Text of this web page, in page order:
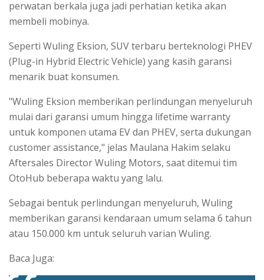
perwatan berkala juga jadi perhatian ketika akan
membeli mobinya.
Seperti Wuling Eksion, SUV terbaru berteknologi PHEV
(Plug-in Hybrid Electric Vehicle) yang kasih garansi
menarik buat konsumen.
"Wuling Eksion memberikan perlindungan menyeluruh
mulai dari garansi umum hingga lifetime warranty
untuk komponen utama EV dan PHEV, serta dukungan
customer assistance," jelas Maulana Hakim selaku
Aftersales Director Wuling Motors, saat ditemui tim
OtoHub beberapa waktu yang lalu.
Sebagai bentuk perlindungan menyeluruh, Wuling
memberikan garansi kendaraan umum selama 6 tahun
atau 150.000 km untuk seluruh varian Wuling.
Baca Juga: